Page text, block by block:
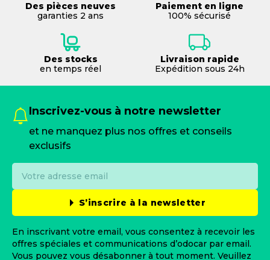
Des pièces neuves
garanties 2 ans
Paiement en ligne
100% sécurisé
Des stocks
en temps réel
Livraison rapide
Expédition sous 24h
Inscrivez-vous à notre newsletter
et ne manquez plus nos offres et conseils
exclusifs
S’inscrire à la newsletter
En inscrivant votre email, vous consentez à recevoir les
offres spéciales et communications d’odocar par email.
Vous pouvez vous désabonner à tout moment. Veuillez